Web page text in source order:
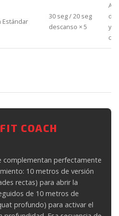
Estándar
30 seg / 20 seg
descanso × 5
de
y
COACH
complementan perfectamente
10 metros de versión
rectas) para abrir la
de 10 metros de
profundo) para activar el